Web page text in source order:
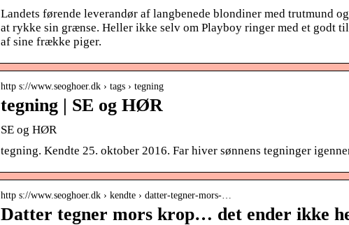
Landets førende leverandør af langbenede blondiner med trutmund
at rykke sin grænse. Heller ikke selv om Playboy ringer med et godt
af sine frække piger.
http s://www.seoghoer.dk › tags › tegning
tegning | SE og HØR
SE og HØR
tegning. Kendte 25. oktober 2016. Far hiver sønnens tegninger
http s://www.seoghoer.dk › kendte › datter-tegner-mors-…
Datter tegner mors krop… det ender ikke